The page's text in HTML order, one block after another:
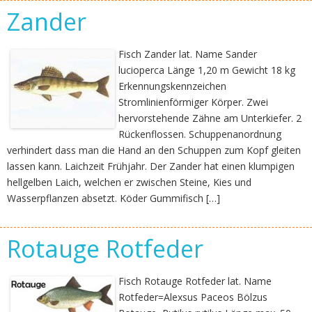
Zander
Fisch Zander lat. Name Sander
lucioperca Länge 1,20 m Gewicht 18 kg
Erkennungskennzeichen
Stromlinienförmiger Körper. Zwei
hervorstehende Zähne am Unterkiefer. 2
Rückenflossen. Schuppenanordnung
verhindert dass man die Hand an den Schuppen zum Kopf gleiten
lassen kann. Laichzeit Frühjahr. Der Zander hat einen klumpigen
hellgelben Laich, welchen er zwischen Steine, Kies und
Wasserpflanzen absetzt. Köder Gummifisch […]
Rotauge Rotfeder
Fisch Rotauge Rotfeder lat. Name
Rotfeder=Alexsus Paceos Bölzus